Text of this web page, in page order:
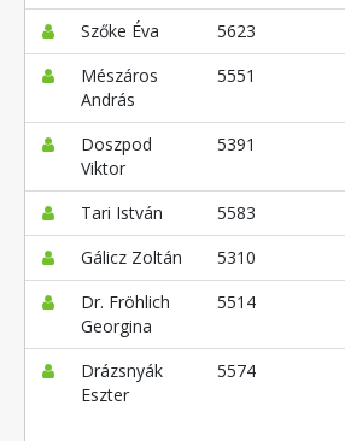
Szőke Éva 5623
Mészáros
András
5551
Doszpod
Viktor
5391
Tari István 5583
Gálicz Zoltán
5310
Dr. Fröhlich
Georgina
5514
Drázsnyák
Eszter
5574